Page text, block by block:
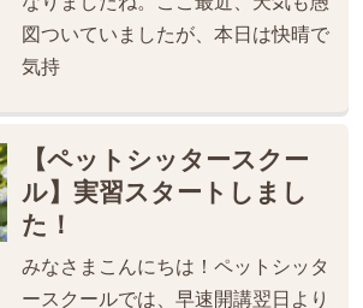
図ついていましたが、本日は快晴で
気持
【ペットシッタースクー
ル】実習スタートしまし
た！
みなさまこんにちは！ペットシッタ
ースクールでは、早速開講翌日より